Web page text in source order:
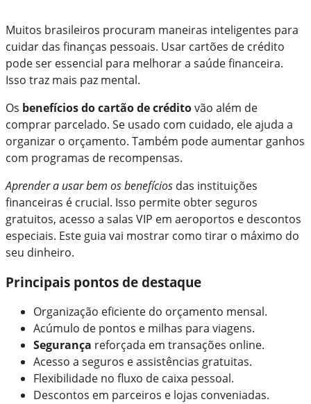
Muitos brasileiros procuram maneiras inteligentes para
cuidar das finanças pessoais. Usar cartões de crédito
pode ser essencial para melhorar a saúde financeira.
Isso traz mais paz mental.
Os benefícios do cartão de créditovão além de
comprar parcelado. Se usado com cuidado, ele ajuda a
organizar o orçamento. Também pode aumentar ganhos
com programas de recompensas.
Aprender a usar bem os benefícios das instituições
financeiras é crucial. Isso permite obter seguros
gratuitos, acesso a salas VIP em aeroportos e descontos
especiais. Este guia vai mostrar como tirar o máximo do
seu dinheiro.
Principais pontos de destaque
Organização eficiente do orçamento mensal.
Acúmulo de pontos e milhas para viagens.
Segurança reforçada em transações online.
Acesso a seguros e assistências gratuitas.
Flexibilidade no fluxo de caixa pessoal.
Descontos em parceiros e lojas conveniadas.